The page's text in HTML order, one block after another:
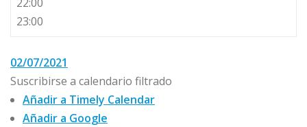
22:00
23:00
02/07/2021
Suscribirse a calendario filtrado
Añadir a Timely Calendar
Añadir a Google